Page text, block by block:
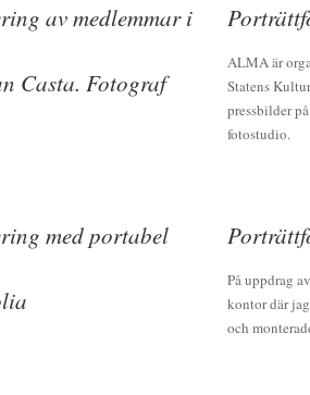
ALMA är
Statens
pressbilder
fotostudio.
På uppdrag
kontor där
och